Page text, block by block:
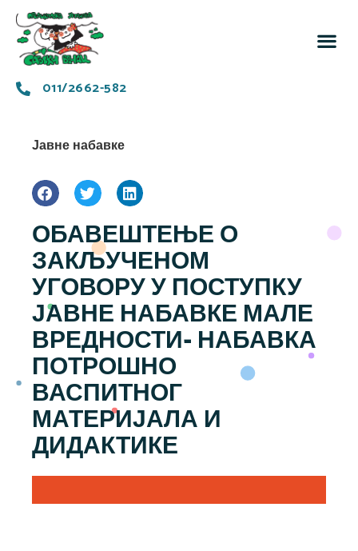
011/2662-582
Јавне набавке
ОБАВЕШТЕЊЕ О
ЗАКЉУЧЕНОМ
УГОВОРУ У ПОСТУПКУ
ЈАВНЕ НАБАВКЕ МАЛЕ
ВРЕДНОСТИ- НАБАВКА
ПОТРОШНО
ВАСПИТНОГ
МАТЕРИЈАЛА И
ДИДАКТИКЕ